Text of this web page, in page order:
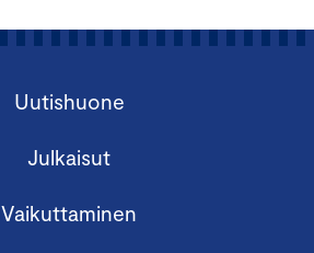
Uutishuone
Julkaisut
Vaikuttaminen